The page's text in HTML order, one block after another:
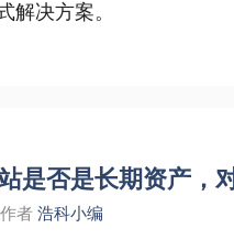
解决方案。
是否是长期资产，
作者 浩科小编